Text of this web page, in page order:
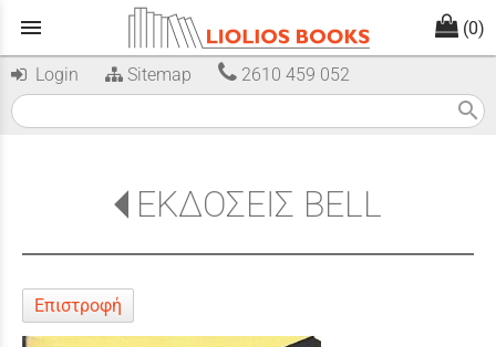
menu (0)
Login Sitemap 2610 459 052
search
ΕΚΔΟΣΕΙΣ BELL
Επιστροφή